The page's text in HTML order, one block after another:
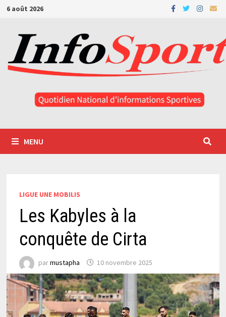
Passer
contenu
6 août 2026
MENU
LIGUE UNE MOBILIS
Les Kabyles à la
conquête de Cirta
parmustapha 10 novembre 2025